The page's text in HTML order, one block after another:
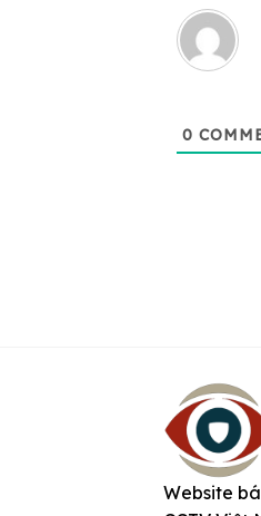
0
Website